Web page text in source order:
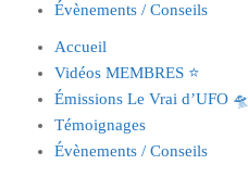
Évènements / Conseils
Accueil
Vidéos MEMBRES ⭐️
Émissions Le Vrai d’UFO 🛸
Témoignages
Évènements / Conseils